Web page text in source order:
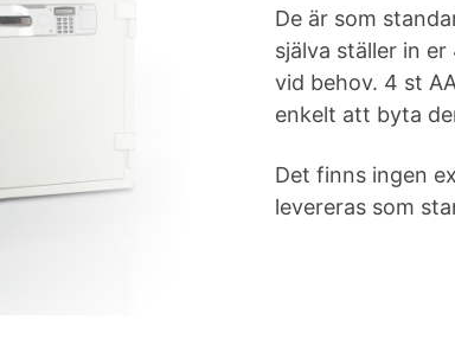
De är som
själva ställer in
vid behov. 4 st
enkelt att byta
Det finns ingen
levereras som